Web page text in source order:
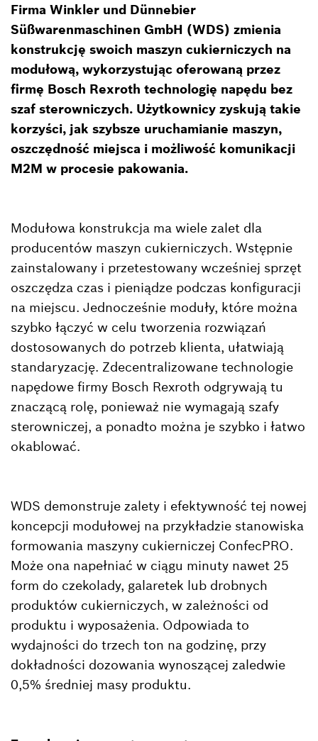
Firma Winkler und Dünnebier
Süßwarenmaschinen GmbH (WDS) zmienia
konstrukcję swoich maszyn cukierniczych na
modułową, wykorzystując oferowaną przez
firmę Bosch Rexroth technologię napędu bez
szaf sterowniczych. Użytkownicy zyskują takie
korzyści, jak szybsze uruchamianie maszyn,
oszczędność miejsca i możliwość komunikacji
M2M w procesie pakowania.
Modułowa konstrukcja ma wiele zalet dla
producentów maszyn cukierniczych. Wstępnie
zainstalowany i przetestowany wcześniej sprzęt
oszczędza czas i pieniądze podczas konfiguracji
na miejscu. Jednocześnie moduły, które można
szybko łączyć w celu tworzenia rozwiązań
dostosowanych do potrzeb klienta, ułatwiają
standaryzację. Zdecentralizowane technologie
napędowe firmy Bosch Rexroth odgrywają tu
znaczącą rolę, ponieważ nie wymagają szafy
sterowniczej, a ponadto można je szybko i łatwo
okablować.
WDS demonstruje zalety i efektywność tej nowej
koncepcji modułowej na przykładzie stanowiska
formowania maszyny cukierniczej ConfecPRO.
Może ona napełniać w ciągu minuty nawet 25
form do czekolady, galaretek lub drobnych
produktów cukierniczych, w zależności od
produktu i wyposażenia. Odpowiada to
wydajności do trzech ton na godzinę, przy
dokładności dozowania wynoszącej zaledwie
0,5% średniej masy produktu.